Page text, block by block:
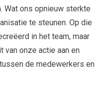
Wat ons opnieuw sterkte
te steunen. Op die
in het team, maar
van onze actie aan en
de medewerkers en